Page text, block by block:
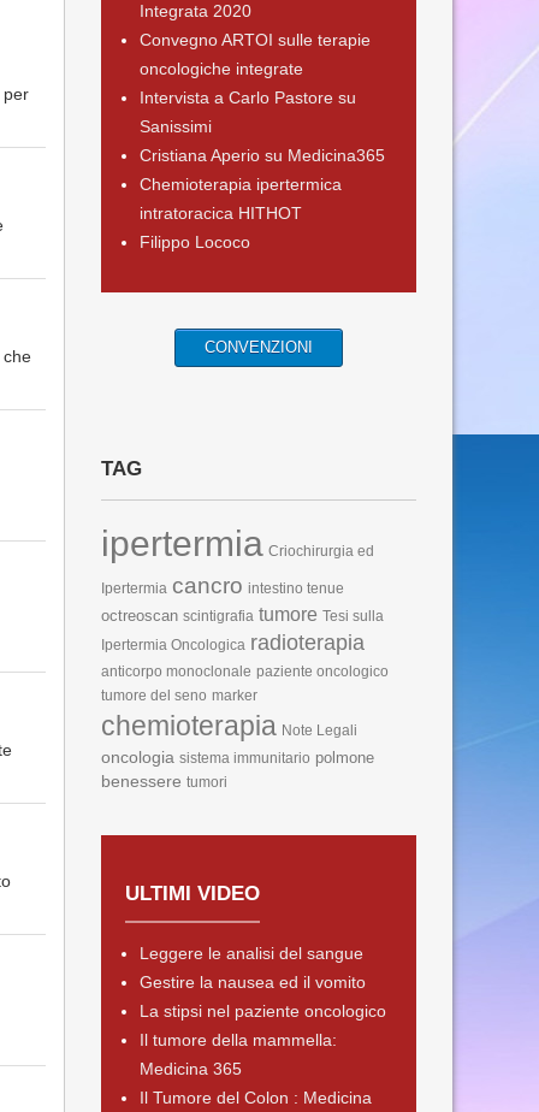
per
Integrata 2020
Convegno ARTOI sulle terapie
oncologiche integrate
Intervista a Carlo Pastore su
Sanissimi
Cristiana Aperio su Medicina365
Chemioterapia ipertermica
intratoracica HITHOT
Filippo Lococo
CONVENZIONI
TAG
ipertermia Criochirurgia ed
Ipertermia cancro intestino tenue
octreoscan scintigrafia tumore Tesi sulla
Ipertermia Oncologica radioterapia
anticorpo monoclonale paziente oncologico
tumore del seno marker
chemioterapia Note Legali
oncologia sistema immunitario polmone
benessere tumori
ULTIMI VIDEO
Leggere le analisi del sangue
Gestire la nausea ed il vomito
La stipsi nel paziente oncologico
Il tumore della mammella:
Medicina 365
Il Tumore del Colon : Medicina